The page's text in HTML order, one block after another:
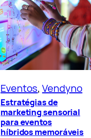
Eventos, Vendyno
Estratégias de
marketing sensorial
para eventos
híbridos memoráveis